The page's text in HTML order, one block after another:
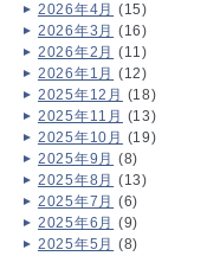
2026年4月 (15)
2026年3月 (16)
2026年2月 (11)
2026年1月 (12)
2025年12月 (18)
2025年11月 (13)
2025年10月 (19)
2025年9月 (8)
2025年8月 (13)
2025年7月 (6)
2025年6月 (9)
2025年5月 (8)